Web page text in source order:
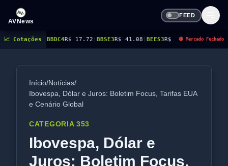
AVNews
FEED
📈 Cotações
17.72|BBSE3 R$ 41.08 |BEES3 R$ 8.77| BEES4R$ 9.03|BMGB4R$ 5.49|
🔴 Mercado Fechado
Início/Notícias/
Ibovespa, Dólar e Juros: Boletim Focus, Tarifas EUA
e Cenário Global
CATEGORIA 353
Ibovespa, Dólar e
Juros: Boletim Focus,